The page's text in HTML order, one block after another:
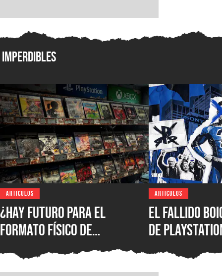
Imperdibles
ARTICULOS
¿Hay futuro para el
formato físico de
videojuegos en México?
Entrevista con Iván
ARTICULOS
El fallido
de
quién
formato